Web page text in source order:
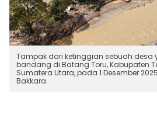
Tampak dari ketinggian sebuah desa
bandang di Batang Toru, Kabupaten
Sumatera Utara, pada 1 Desember
Bakkara.